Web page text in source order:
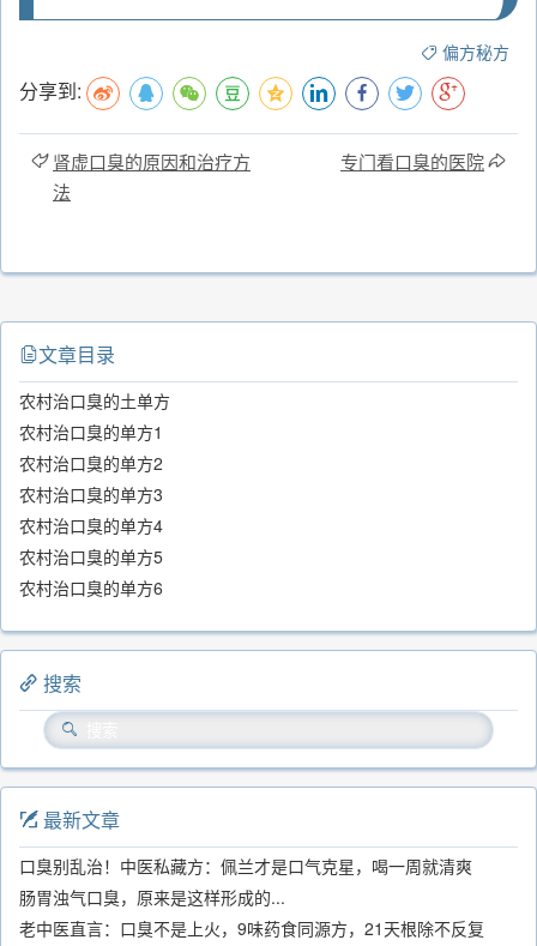
偏方秘方
分享到:
肾虚口臭的原因和治疗方
法
专门看口臭的医院
文章目录
农村治口臭的土单方
农村治口臭的单方1
农村治口臭的单方2
农村治口臭的单方3
农村治口臭的单方4
农村治口臭的单方5
农村治口臭的单方6
搜索
最新文章
口臭别乱治！中医私藏方：佩兰才是口气克星，喝一周就清爽
肠胃浊气口臭，原来是这样形成的...
老中医直言：口臭不是上火，9味药食同源方，21天根除不反复